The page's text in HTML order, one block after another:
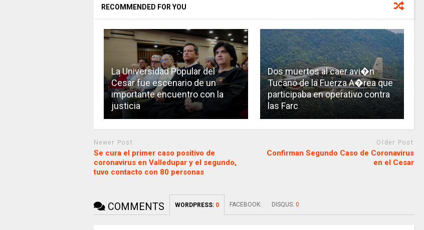
RECOMMENDED FOR YOU
La Universidad Popular del
Cesar fue escenario de un
importante encuentro con la
justicia
Dos muertos al caer avi�n
Tucano de la Fuerza A�rea que
participaba en operativo contra
las Farc
Newer Post
Se cura el primer caso positivo de
coronavirus en Valledupar y el segundo,
tuvo contacto con 80 personas
Older Post
Confirman Segundo Caso de Coronavirus
en el Cesar
COMMENTS WORDPRESS: 0 FACEBOOK: DISQUS: 0